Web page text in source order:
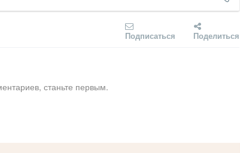
Подписаться Поделиться
станьте первым.